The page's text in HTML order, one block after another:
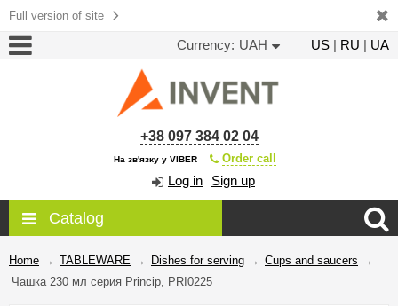
Full version of site
Currency: UAH US | RU | UA
+38 097 384 02 04
На зв'язку у VIBER Order call
Log in Sign up
Catalog
Home → TABLEWARE → Dishes for serving → Cups and saucers →
Чашка 230 мл серия Princip, PRI0225